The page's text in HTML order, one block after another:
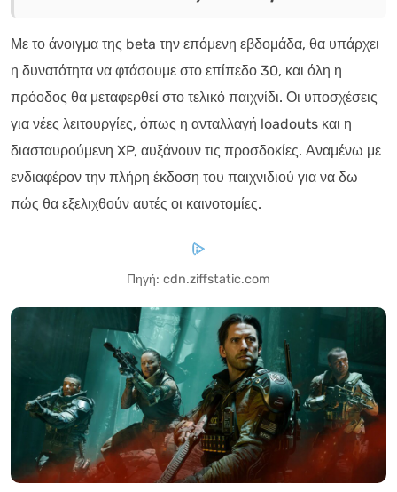
Με το άνοιγμα της beta την επόμενη εβδομάδα, θα υπάρχει
η δυνατότητα να φτάσουμε στο επίπεδο 30, και όλη η
πρόοδος θα μεταφερθεί στο τελικό παιχνίδι. Οι υποσχέσεις
για νέες λειτουργίες, όπως η ανταλλαγή loadouts και η
διασταυρούμενη XP, αυξάνουν τις προσδοκίες. Αναμένω με
ενδιαφέρον την πλήρη έκδοση του παιχνιδιού για να δω
πώς θα εξελιχθούν αυτές οι καινοτομίες.
Πηγή: cdn.ziffstatic.com